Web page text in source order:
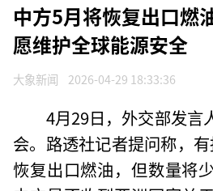
中方5月将恢复出口燃
愿维护全球能源安全
大象新闻 2026-04-29 18:33:36
4月29日，外交部发言
会。路透社记者提问称，
恢复出口燃油，但数量将